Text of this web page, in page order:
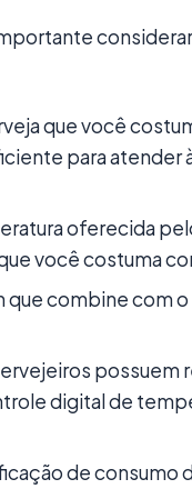
que você
para atender
oferecida
você costuma
combine com o
possuem
digital de
de consumo